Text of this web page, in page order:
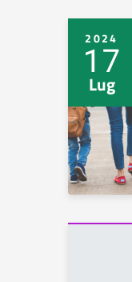
2024
17
Lug